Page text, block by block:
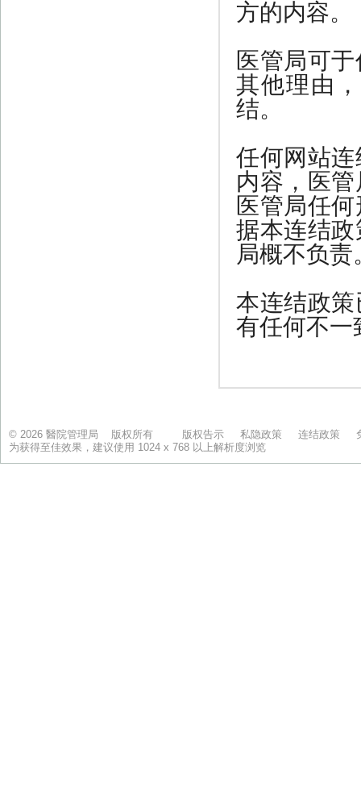
© 2026 醫院管理局 版权所有 版权告示 私隐政策 连结政策
为获得至佳效果，建议使用 1024 x 768 以上解析度浏览